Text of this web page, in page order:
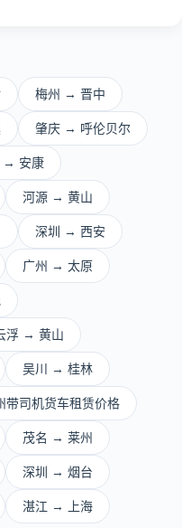
梅州 → 晋中
肇庆 → 呼伦贝尔
→ 安康
河源 → 黄山
深圳 → 西安
广州 → 太原
浮 → 黄山
吴川 → 桂林
带司机货车租赁价格
茂名 → 莱州
深圳 → 烟台
湛江 → 上海